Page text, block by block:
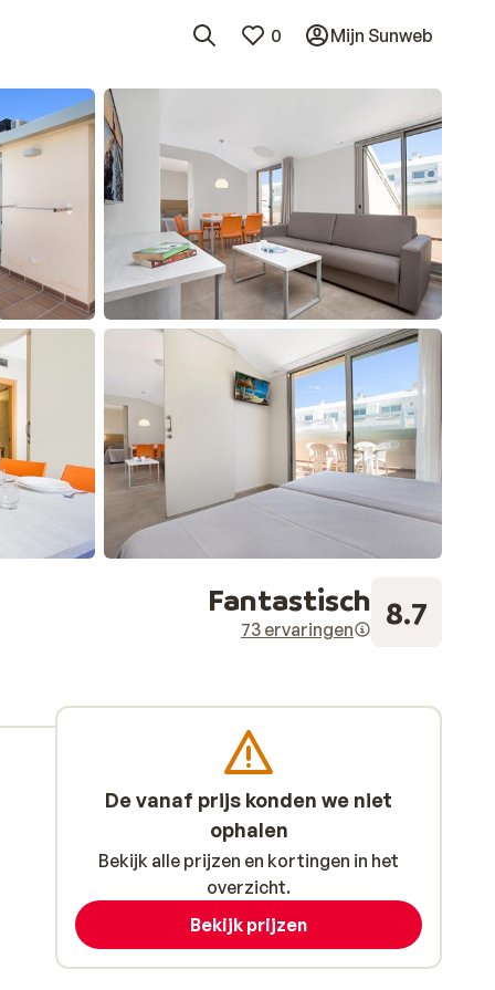
0 Mijn Sunweb
Fantastisch
73 ervaringen 8.7
De vanaf prijs konden we niet
ophalen
Bekijk alle prijzen en kortingen in het
overzicht.
Bekijk prijzen